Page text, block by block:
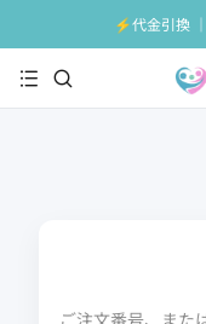
⚡️代金引換
ご注文番号、また